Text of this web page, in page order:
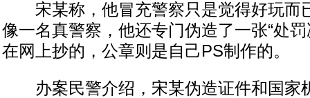
宋某称，他冒充警察只是觉得好玩而
像一名真警察，他还专门伪造了一张“处
在网上抄的，公章则是自己PS制作的。
办案民警介绍，宋某伪造证件和国家